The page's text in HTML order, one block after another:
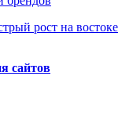
рост на востоке
сайтов